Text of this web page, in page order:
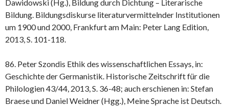
Dawidowski (Hg.), Bildung durch Dichtung – Literarische
Bildung. Bildungsdiskurse literaturvermittelnder Institutionen
um 1900 und 2000, Frankfurt am Main: Peter Lang Edition,
2013, S. 101-118.
86. Peter Szondis Ethik des wissenschaftlichen Essays, in:
Geschichte der Germanistik. Historische Zeitschrift für die
Philologien 43/44, 2013, S. 36-48; auch erschienen in: Stefan
Braese und Daniel Weidner (Hgg.), Meine Sprache ist Deutsch.